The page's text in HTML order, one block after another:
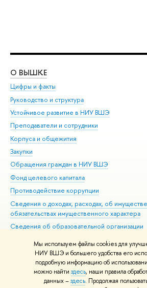
Мы используем файлы cookies для
НИУ ВШЭ и большего удобства его
подробную информацию об
можно найти здесь, наши правила
данных –здесь. Продолжая
О ВЫШКЕ
Цифры и факты
Руководство и структура
Устойчивое развитие в НИУ ВШЭ
Преподаватели и сотрудники
Корпуса и общежития
Закупки
Обращения граждан в НИУ ВШЭ
Фонд целевого капитала
Противодействие коррупции
Сведения о доходах, расходах, об
обязательствах имущественного характера
Сведения об образовательной организации
Людям с ограниченными возможностями
Единая платежная страница
Работа в Вышке